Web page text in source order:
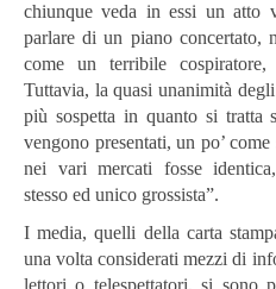
chiunque veda in essi un atto
parlare di un piano concertato,
come un terribile
Tuttavia, la quasi unanimità
più sospetta in quanto si tratta
vengono presentati, un po’
nei vari mercati fosse
stesso ed unico grossista”.
I media, quelli della carta
una volta considerati mezzi di